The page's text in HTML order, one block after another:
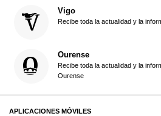
Vigo
Recibe toda la actualidad y la
Ourense
Recibe toda la actualidad y la
Ourense
APLICACIONES MÓVILES